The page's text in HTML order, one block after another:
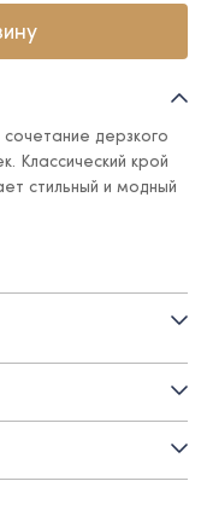
дерзкого
Классический крой
стильный и модный